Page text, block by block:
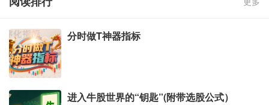
分时做T神器指标
进入牛股世界的“钥匙”(附带选股公式）